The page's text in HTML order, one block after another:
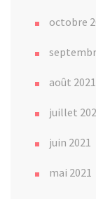
octobre
août 2021
juillet
juin 2021
mai 2021